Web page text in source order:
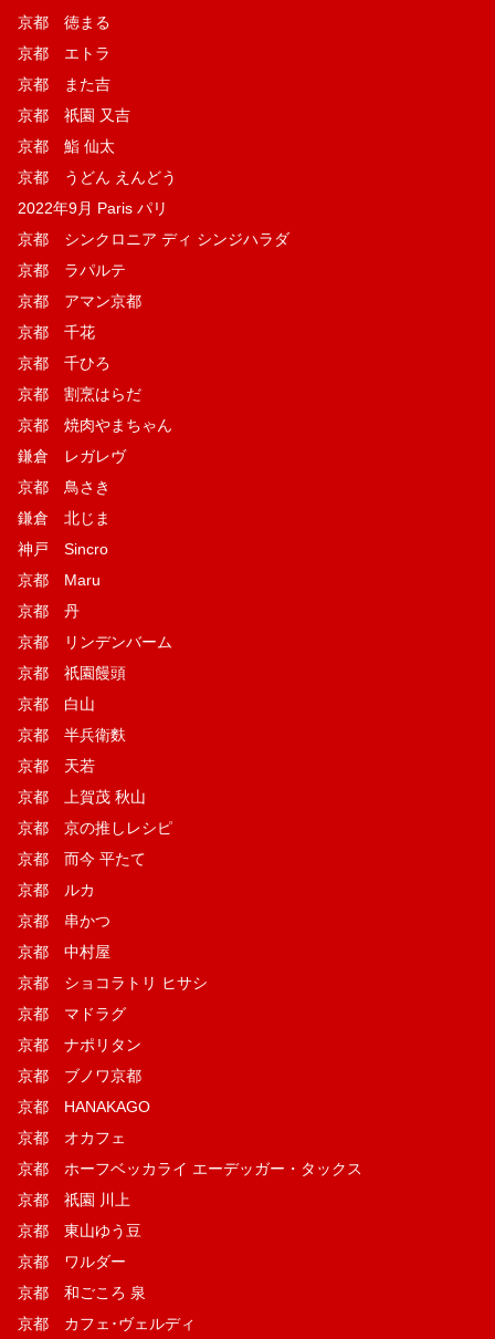
京都 徳まる
京都 エトラ
京都 また吉
京都 祇園 又吉
京都 鮨 仙太
京都 うどん えんどう
2022年9月 Paris パリ
京都 シンクロニア ディ シンジハラダ
京都 ラパルテ
京都 アマン京都
京都 千花
京都 千ひろ
京都 割烹はらだ
京都 焼肉やまちゃん
鎌倉 レガレヴ
京都 鳥さき
鎌倉 北じま
神戸 Sincro
京都 Maru
京都 丹
京都 リンデンバーム
京都 祇園饅頭
京都 白山
京都 半兵衛麩
京都 天若
京都 上賀茂 秋山
京都 京の推しレシピ
京都 而今 平たて
京都 ルカ
京都 串かつ
京都 中村屋
京都 ショコラトリ ヒサシ
京都 マドラグ
京都 ナポリタン
京都 ブノワ京都
京都 HANAKAGO
京都 オカフェ
京都 ホーフベッカライ エーデッガー・タックス
京都 祇園 川上
京都 東山ゆう豆
京都 ワルダー
京都 和ごころ 泉
京都 カフェ･ヴェルディ